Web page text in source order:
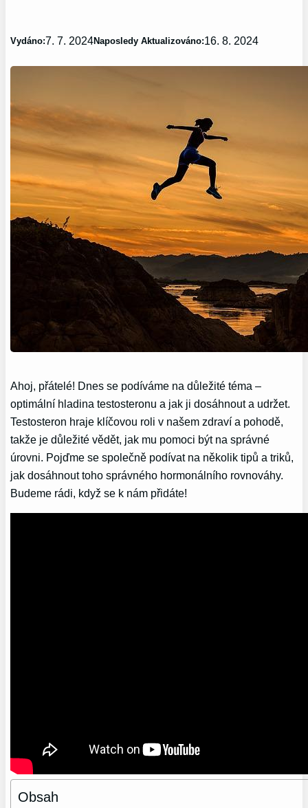
Vydáno:7. 7. 2024Naposledy Aktualizováno:16. 8. 2024
Ahoj, přátelé! Dnes se podíváme na důležité téma –
optimální hladina testosteronu a jak ji dosáhnout a udržet.
Testosteron hraje klíčovou roli v našem zdraví a pohodě,
takže je důležité vědět, jak mu pomoci být na správné
úrovni. Pojďme se společně podívat na několik tipů a triků,
jak dosáhnout toho správného hormonálního rovnováhy.
Budeme rádi, když se k nám přidáte!
Obsah